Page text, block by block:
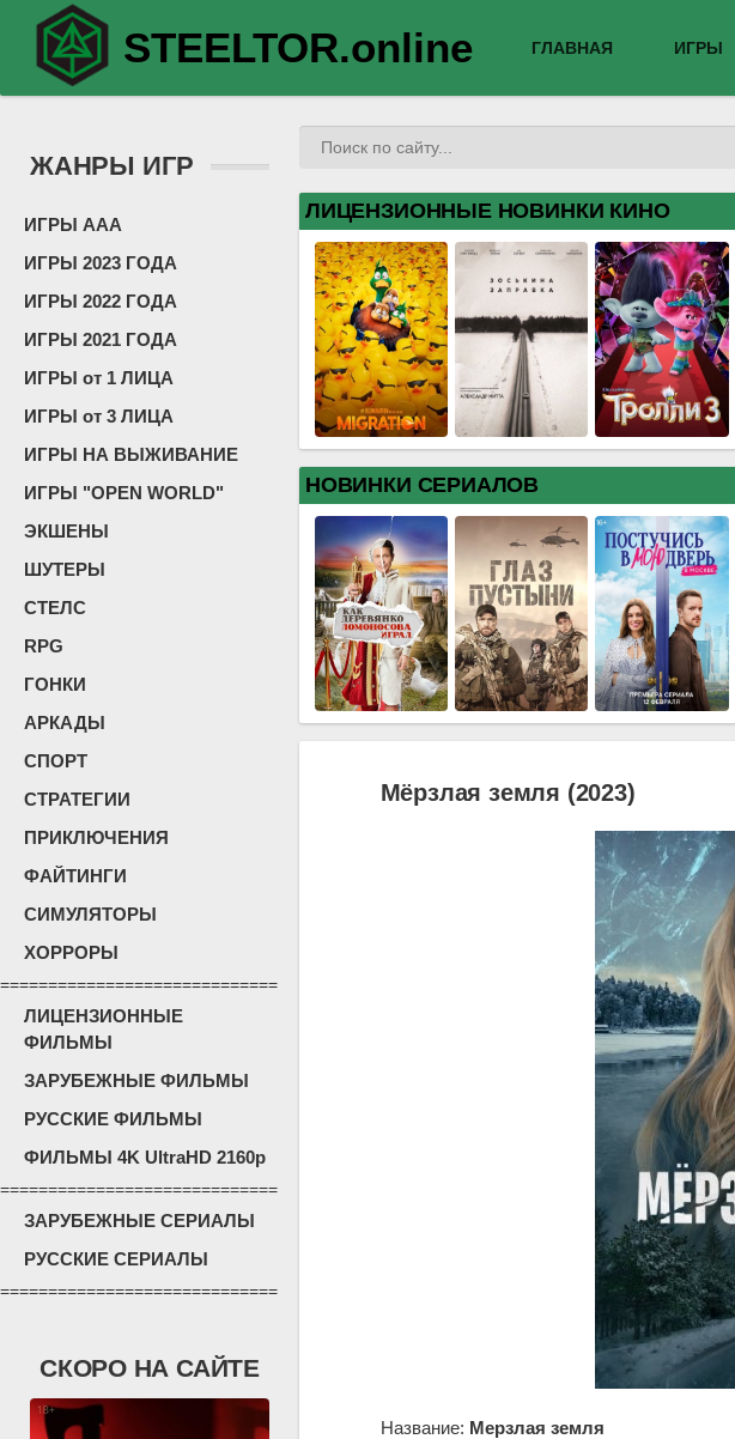
STEELTOR.online ГЛАВНАЯ ИГРЫ
ЖАНРЫ ИГР
ИГРЫ ААА
ИГРЫ 2023 ГОДА
ИГРЫ 2022 ГОДА
ИГРЫ 2021 ГОДА
ИГРЫ от 1 ЛИЦА
ИГРЫ от 3 ЛИЦА
ИГРЫ НА ВЫЖИВАНИЕ
ИГРЫ "OPEN WORLD"
ЭКШЕНЫ
ШУТЕРЫ
СТЕЛС
RPG
ГОНКИ
АРКАДЫ
СПОРТ
СТРАТЕГИИ
ПРИКЛЮЧЕНИЯ
ФАЙТИНГИ
СИМУЛЯТОРЫ
ХОРРОРЫ
=============================
ЛИЦЕНЗИОННЫЕ
ФИЛЬМЫ
ЗАРУБЕЖНЫЕ ФИЛЬМЫ
РУССКИЕ ФИЛЬМЫ
ФИЛЬМЫ 4K UltraHD 2160p
=============================
ЗАРУБЕЖНЫЕ СЕРИАЛЫ
РУССКИЕ СЕРИАЛЫ
=============================
СКОРО НА САЙТЕ
ЛИЦЕНЗИОННЫЕ НОВИНКИ КИНО
НОВИНКИ СЕРИАЛОВ
Мёрзлая земля (2023)
Название: Мерзлая земля